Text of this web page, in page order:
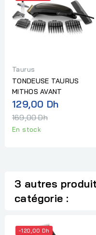
Taurus
TONDEUSE TAURUS
MITHOS AVANT
129,00 DhPrix
169,00 Dh
En stock
3 autres
catégorie :
-120,00 Dh